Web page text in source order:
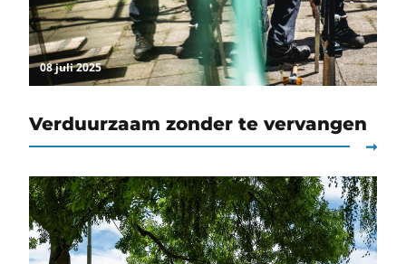
08 juli 2025
Verduurzaam zonder te vervangen